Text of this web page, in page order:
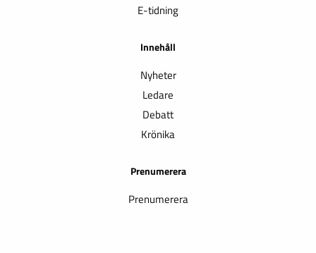
E-tidning
Innehåll
Nyheter
Ledare
Debatt
Krönika
Prenumerera
Prenumerera